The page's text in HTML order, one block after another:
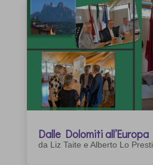
Dalle Dolomiti all’Europa
da Liz Taite e Alberto Lo Presti